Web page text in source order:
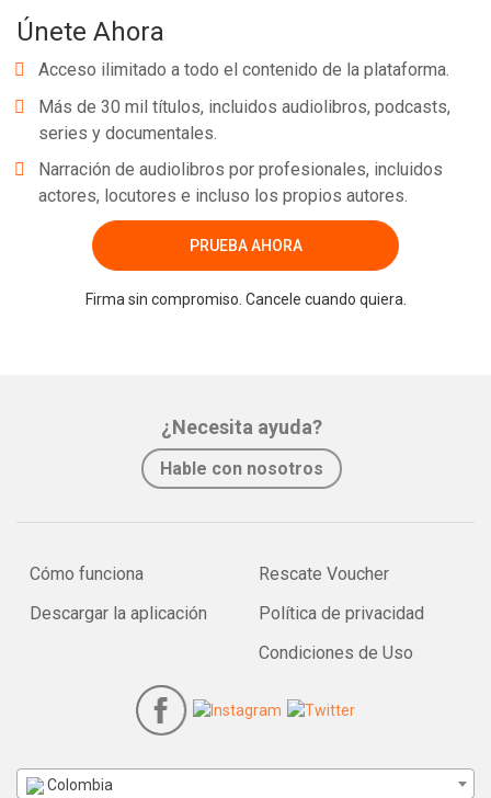
Únete Ahora
Acceso ilimitado a todo el contenido de la plataforma.
Más de 30 mil títulos, incluidos audiolibros, podcasts,
series y documentales.
Narración de audiolibros por profesionales, incluidos
actores, locutores e incluso los propios autores.
PRUEBA AHORA
Firma sin compromiso. Cancele cuando quiera.
¿Necesita ayuda?
Hable con nosotros
Cómo funciona
Descargar la aplicación
Rescate Voucher
Política de privacidad
Condiciones de Uso
Colombia